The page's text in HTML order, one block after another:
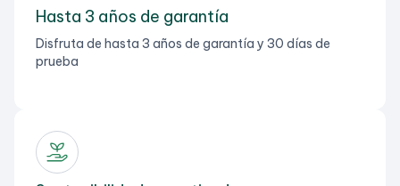
Hasta 3 años de garantía
Disfruta de hasta 3 años de garantía y 30 días de
prueba